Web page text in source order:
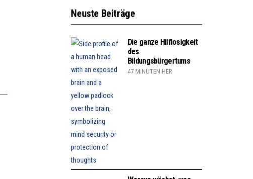
Neuste Beiträge
Die ganze Hilflosigkeit
des
Bildungsbürgertums
47 MINUTEN HER